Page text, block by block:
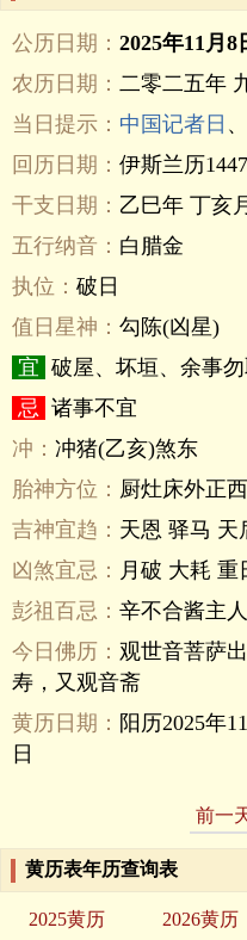
公历日期： 2025年11月8
农历日期： 二零二五年
当日提示： 中国记者日 、
回历日期： 伊斯兰历
干支日期： 乙巳年 丁亥
五行纳音： 白腊金
执位： 破日
值日星神： 勾陈(凶星)
宜 破屋、坏垣、余事勿
忌 诸事不宜
冲： 冲猪(乙亥)煞东
胎神方位： 厨灶床外正西
吉神宜趋： 天恩 驿马 天
凶煞宜忌： 月破 大耗 重
彭祖百忌： 辛不合酱主
今日佛历： 观世音菩萨
寿，又观音斋
黄历日期： 阳历2025年
日
前一
黄历表年历查询表
2025黄历 2026黄历